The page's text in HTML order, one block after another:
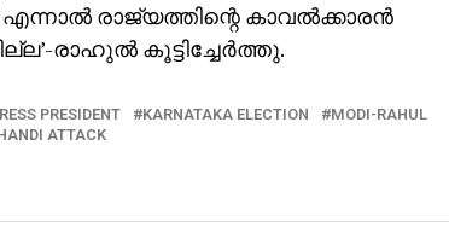
രാജ്യത്തിന്റെ കാവല്‍ക്കാരന്‍
രാഹുല്‍ കൂട്ടിച്ചേര്‍ത്തു.
PRESIDENT KARNATAKA ELECTION
MODI-RAHUL
ATTACK